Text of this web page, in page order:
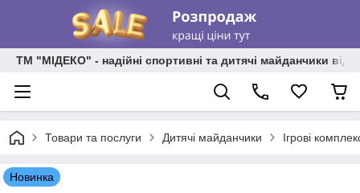
ТМ "МІДЕКО" - надійні спортивні та дитячі майданчики від
Товари та послуги Дитячі майданчики Ігрові
Новинка